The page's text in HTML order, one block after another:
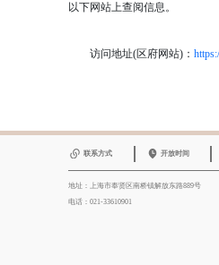
以下网站上查阅信息。
访问地址(区府网站)：
联系方式 开放时间
地址：上海市奉贤区南桥镇解放东路889号
电话：021-33610901